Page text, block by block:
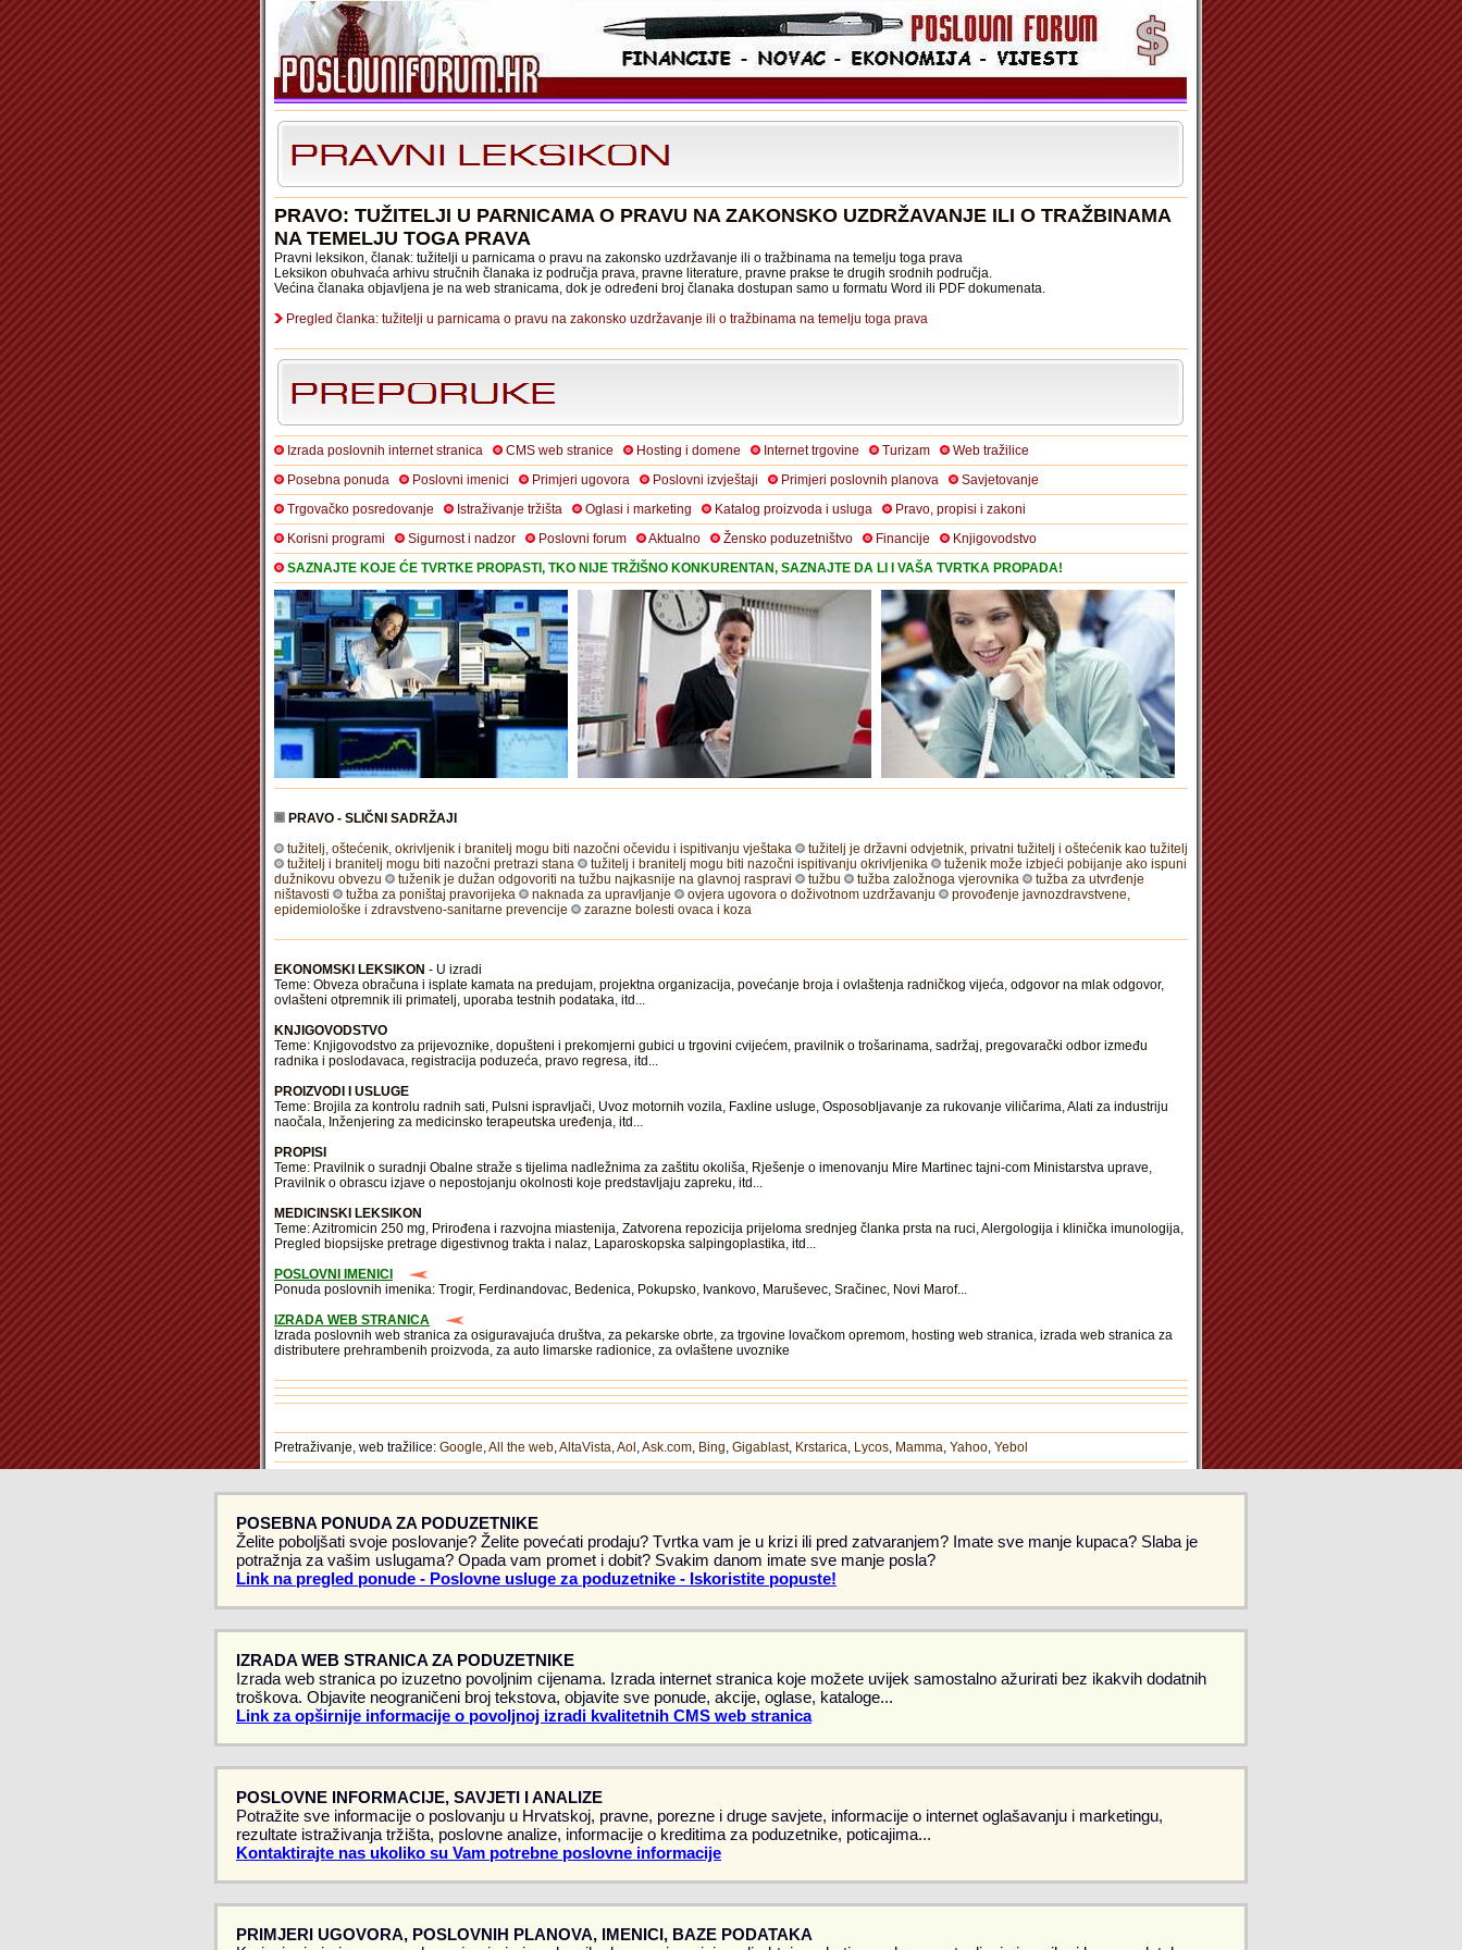
PRAVO: TUŽITELJI U PARNICAMA O PRAVU NA ZAKONSKO UZDRŽAVANJE ILI O TRAŽBINAMA
NA TEMELJU TOGA PRAVA
Pravni leksikon, članak: tužitelji u parnicama o pravu na zakonsko uzdržavanje ili o tražbinama na temelju toga prava
Leksikon obuhvaća arhivu stručnih članaka iz područja prava, pravne literature, pravne prakse te drugih srodnih područja.
Većina članaka objavljena je na web stranicama, dok je određeni broj članaka dostupan samo u formatu Word ili PDF dokumenata.
Pregled članka: tužitelji u parnicama o pravu na zakonsko uzdržavanje ili o tražbinama na temelju toga prava
Izrada poslovnih internet stranica CMS web stranice Hosting i domene Internet trgovine Turizam
Web tražilice
Posebna ponuda
Poslovni imenici Primjeri ugovora Poslovni izvještaji Primjeri poslovnih planova
Savjetovanje
Trgovačko posredovanje
Istraživanje tržišta Oglasi i marketing Katalog proizvoda i usluga
Pravo, propisi i zakoni
Korisni programi
Sigurnost i nadzor Poslovni forum Aktualno Žensko poduzetništvo Financije
Knjigovodstvo
SAZNAJTE KOJE ĆE TVRTKE PROPASTI, TKO NIJE TRŽIŠNO KONKURENTAN, SAZNAJTE DA LI I VAŠA TVRTKA PROPADA!
PRAVO - SLIČNI SADRŽAJI
tužitelj, oštećenik, okrivljenik i branitelj mogu biti nazočni očevidu i ispitivanju vještaka
tužitelj je državni odvjetnik, privatni tužitelj i oštećenik kao tužitelj
tužitelj i branitelj mogu biti nazočni pretrazi stana
tužitelj i branitelj mogu biti nazočni ispitivanju okrivljenika
tuženik može izbjeći pobijanje ako ispuni
dužnikovu obvezu
tuženik je dužan odgovoriti na tužbu najkasnije na glavnoj raspravi tužbu tužba založnoga vjerovnika
tužba za utvrđenje
ništavosti
tužba za poništaj pravorijeka naknada za upravljanje ovjera ugovora o doživotnom uzdržavanju
provođenje javnozdravstvene,
epidemiološke i zdravstveno-sanitarne prevencije
zarazne bolesti ovaca i koza
EKONOMSKI LEKSIKON - U izradi
Teme: Obveza obračuna i isplate kamata na predujam, projektna organizacija, povećanje broja i ovlaštenja radničkog vijeća, odgovor na mlak odgovor,
ovlašteni otpremnik ili primatelj, uporaba testnih podataka, itd ...
KNJIGOVODSTVO
Teme: Knjigovodstvo za prijevoznike, dopušteni i prekomjerni gubici u trgovini cvijećem, pravilnik o trošarinama, sadržaj, pregovarački odbor između
radnika i poslodavaca, registracija poduzeća, pravo regresa, itd ...
PROIZVODI I USLUGE
Teme: Brojila za kontrolu radnih sati, Pulsni ispravljači, Uvoz motornih vozila, Faxline usluge, Osposobljavanje za rukovanje viličarima, Alati za industriju
naočala, Inženjering za medicinsko terapeutska uređenja, itd ...
PROPISI
Teme: Pravilnik o suradnji Obalne straže s tijelima nadležnima za zaštitu okoliša, Rješenje o imenovanju Mire Martinec tajni-com Ministarstva uprave,
Pravilnik o obrascu izjave o nepostojanju okolnosti koje predstavljaju zapreku, itd ...
MEDICINSKI LEKSIKON
Teme: Azitromicin 250 mg, Prirođena i razvojna miastenija, Zatvorena repozicija prijeloma srednjeg članka prsta na ruci, Alergologija i klinička imunologija,
Pregled biopsijske pretrage digestivnog trakta i nalaz, Laparoskopska salpingoplastika, itd ...
POSLOVNI IMENICI
Ponuda poslovnih imenika: Trogir, Ferdinandovac, Bedenica, Pokupsko, Ivankovo, Maruševec, Sračinec, Novi Marof...
IZRADA WEB STRANICA
Izrada poslovnih web stranica za osiguravajuća društva, za pekarske obrte, za trgovine lovačkom opremom, hosting web stranica, izrada web stranica za
distributere prehrambenih proizvoda, za auto limarske radionice, za ovlaštene uvoznike
Pretraživanje, web tražilice: Google,All the web,AltaVista,Aol ,Ask.com, Bing, Gigablast, Krstarica, Lycos, Mamma, Yahoo, Yebol
POSEBNA PONUDA ZA PODUZETNIKE
Želite poboljšati svoje poslovanje? Želite povećati prodaju? Tvrtka vam je u krizi ili pred zatvaranjem? Imate sve manje kupaca? Slaba je
potražnja za vašim uslugama? Opada vam promet i dobit? Svakim danom imate sve manje posla?
Link na pregled ponude - Poslovne usluge za poduzetnike - Iskoristite popuste!
IZRADA WEB STRANICA ZA PODUZETNIKE
Izrada web stranica po izuzetno povoljnim cijenama. Izrada internet stranica koje možete uvijek samostalno ažurirati bez ikakvih dodatnih
troškova. Objavite neograničeni broj tekstova, objavite sve ponude, akcije, oglase, kataloge...
Link za opširnije informacije o povoljnoj izradi kvalitetnih CMS web stranica
POSLOVNE INFORMACIJE, SAVJETI I ANALIZE
Potražite sve informacije o poslovanju u Hrvatskoj, pravne, porezne i druge savjete, informacije o internet oglašavanju i marketingu,
rezultate istraživanja tržišta, poslovne analize, informacije o kreditima za poduzetnike, poticajima...
Kontaktirajte nas ukoliko su Vam potrebne poslovne informacije
PRIMJERI UGOVORA, POSLOVNIH PLANOVA, IMENICI, BAZE PODATAKA